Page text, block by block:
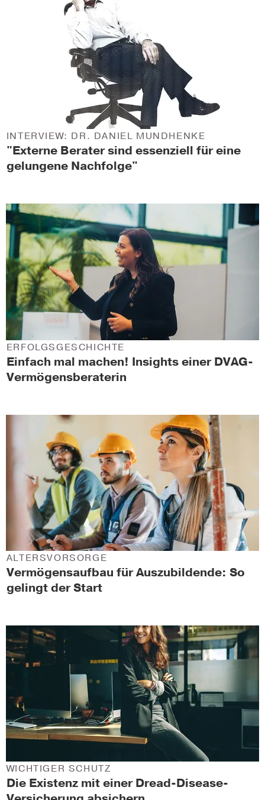
"Externe Berater sind essenziell für eine
gelungene Nachfolge"
INTERVIEW: DR. DANIEL MUNDHENKE
Einfach mal machen! Insights einer DVAG-
Vermögensberaterin
ERFOLGSGESCHICHTE
Vermögensaufbau für Auszubildende: So
gelingt der Start
ALTERSVORSORGE
Die Existenz mit einer Dread-Disease-
WICHTIGER SCHUTZ